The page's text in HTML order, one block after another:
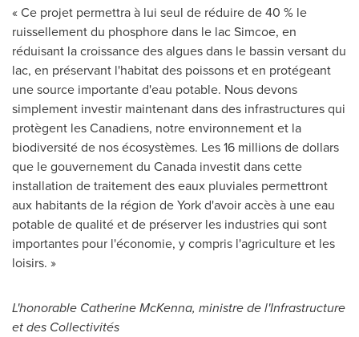
« Ce projet permettra à lui seul de réduire de 40 % le
ruissellement du phosphore dans le lacSimcoe, en
réduisant la croissance des algues dans le bassin versant du
lac, en préservant l'habitat des poissons et en protégeant
une source importante d'eau potable. Nous devons
simplement investir maintenant dans des infrastructures qui
protègent les Canadiens, notre environnement et la
biodiversité de nos écosystèmes. Les 16 millions de dollars
que le gouvernement du Canada investit dans cette
installation de traitement des eaux pluviales permettront
aux habitants de la région deYorkd'avoir accès à une eau
potable de qualité et de préserver les industries qui sont
importantes pour l'économie, y compris l'agriculture et les
loisirs. »
L'honorable Catherine McKenna, ministre de l'Infrastructure
et des Collectivités